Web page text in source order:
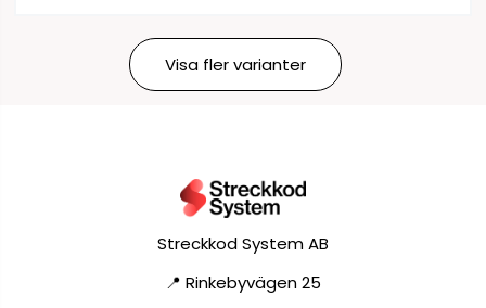
Visa fler varianter
Streckkod System AB
📍 Rinkebyvägen 25